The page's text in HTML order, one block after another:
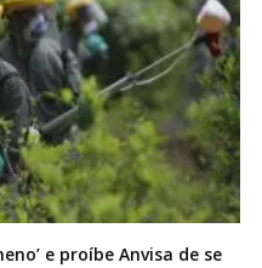
e proíbe Anvisa de se